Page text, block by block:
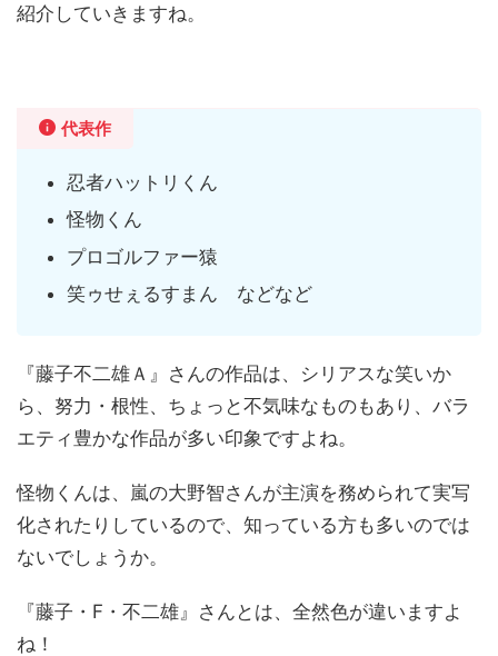
紹介していきますね。
代表作
忍者ハットリくん
怪物くん
プロゴルファー猿
笑ゥせぇるすまん などなど
『藤子不二雄Ａ』さんの作品は、シリアスな笑いか
ら、努力・根性、ちょっと不気味なものもあり、バラ
エティ豊かな作品が多い印象ですよね。
怪物くんは、嵐の大野智さんが主演を務められて実写
化されたりしているので、知っている方も多いのでは
ないでしょうか。
『藤子・F・不二雄』さんとは、全然色が違いますよ
ね！